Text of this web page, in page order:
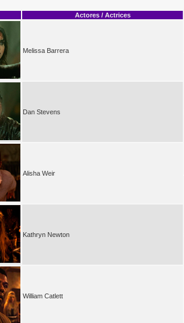
Actores / Actrices
Melissa Barrera
Dan Stevens
Alisha Weir
Kathryn Newton
William Catlett